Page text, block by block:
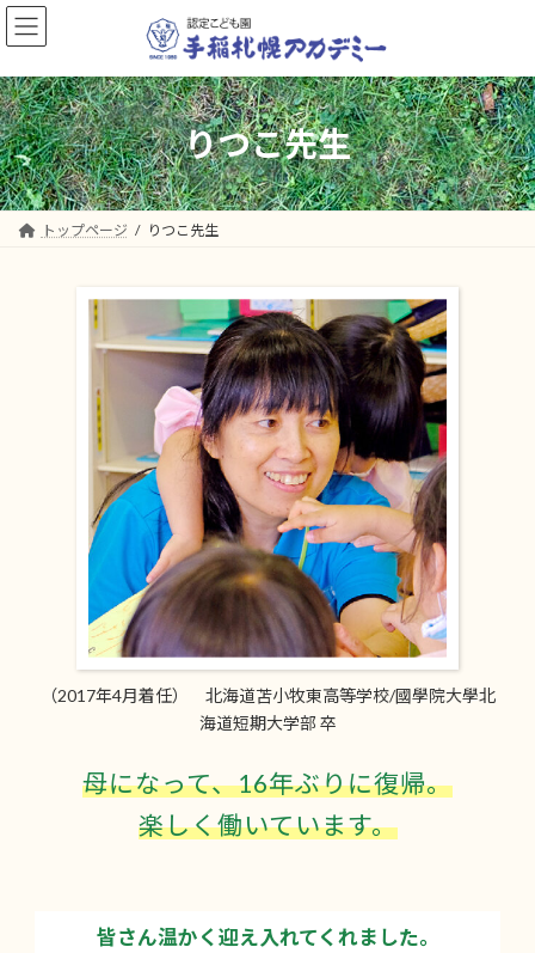
コ
ン
ン
ツ
へ
ス
キ
ッ
ナ
ビ
ー
シ
ョ
ン
に
移
りつこ先生
トップページ りつこ先生
（2017年4月着任） 北海道苫小牧東高等学校/國學院大學北
海道短期大学部 卒
母になって、16年ぶりに復帰。
楽しく働いています。
皆さん温かく迎え入れてくれました。